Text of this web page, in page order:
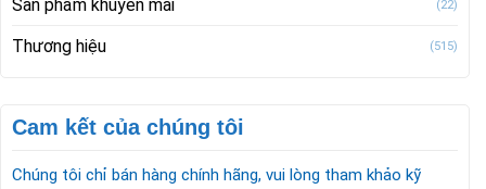
Sản phẩm khuyến mãi (22)
Thương hiệu (515)
Cam kết của chúng tôi
Chúng tôi chỉ bán hàng chính hãng, vui lòng tham khảo kỹ